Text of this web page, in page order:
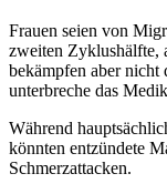
Frauen seien von
zweiten Zyklushälfte,
bekämpfen aber
unterbreche das
Während
könnten entzündete
Schmerzattacken.